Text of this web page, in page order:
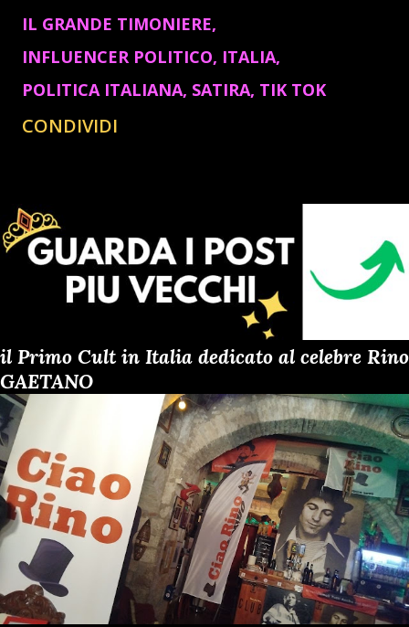
IL GRANDE TIMONIERE
INFLUENCER POLITICO ITALIA
POLITICA ITALIANA SATIRA TIK TOK
CONDIVIDI
il Primo Cult in Italia dedicato al celebre Rino
GAETANO